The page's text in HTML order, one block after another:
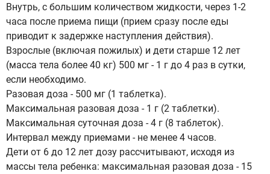
Внутрь, с большим количеством жидкости, через 1-2
часа после приема пищи (прием сразу после еды
приводит к задержке наступления действия).
Взрослые (включая пожилых) и дети старше 12 лет
(масса тела более 40 кг) 500 мг - 1 г до 4 раз в сутки,
если необходимо.
Разовая доза - 500 мг (1 таблетка).
Максимальная разовая доза - 1 г (2 таблетки).
Максимальная суточная доза - 4 г (8 таблеток).
Интервал между приемами - не менее 4 часов.
Дети от 6 до 12 лет дозу рассчитывают, исходя из
массы тела ребенка: максимальная разовая доза - 15